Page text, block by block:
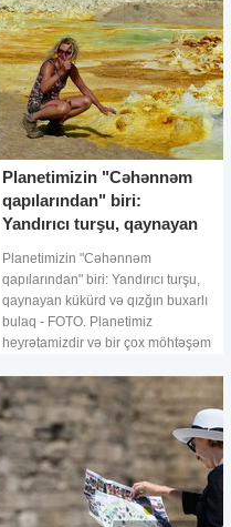
Planetimizin "Cəhənnəm
qapılarından" biri:
Yandırıcı turşu, qaynayan
Planetimizin "Cəhənnəm
qapılarından" biri: Yandırıcı turşu,
qaynayan kükürd və qızğın buxarlı
bulaq - FOTO. Planetimiz
heyrətamizdir və bir çox möhtəşəm
ehtiva edir. Belə xüsus